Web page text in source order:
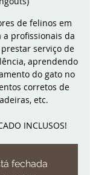
de felinos em
profissionais da
serviço de
aprendendo
do gato no
corretos de
etc.
INCLUSOS!
fechada